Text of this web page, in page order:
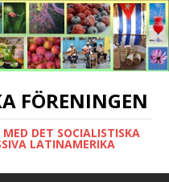
FÖRENINGEN
DET SOCIALISTISKA
LATINAMERIKA